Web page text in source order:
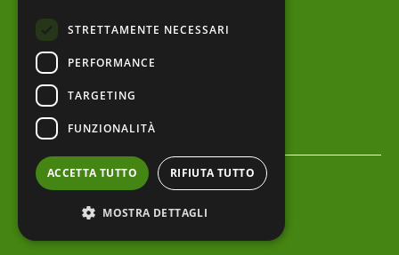
Bandi e Avvisi
Area riservata
Servizi al cittadino
menu bottom footer
Privacy Policy
Cookie Policy
STRETTAMENTE NECESSARI
PERFORMANCE
TARGETING
FUNZIONALITÀ
ACCETTA TUTTO RIFIUTA TUTTO
MOSTRA DETTAGLI